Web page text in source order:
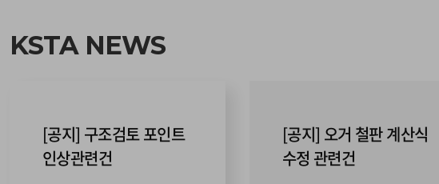
KSTA NEWS
[공지] 구조검토 포인트
인상관련건
[공지] 오거 철판 계산식
수정 관련건